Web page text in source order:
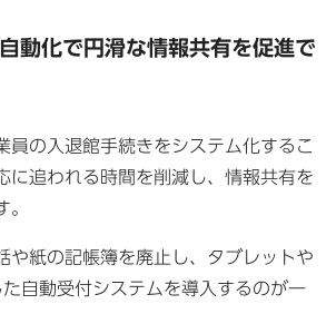
動化で円滑な情報共有を促進で
員の入退館手続きをシステム化するこ
に追われる時間を削減し、情報共有を
。
や紙の記帳簿を廃止し、タブレットや
自動受付システムを導入するのが一